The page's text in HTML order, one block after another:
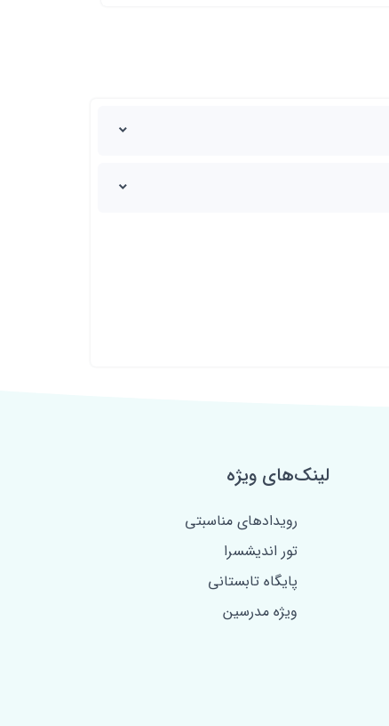
لینک‌های ویژه
رویدادهای مناسبتی
تور اندیشسرا
پایگاه تابستانی
ویژه مدرسین